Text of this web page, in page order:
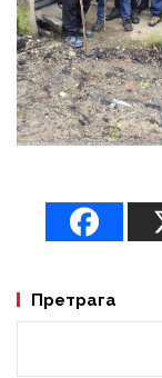
Претрага